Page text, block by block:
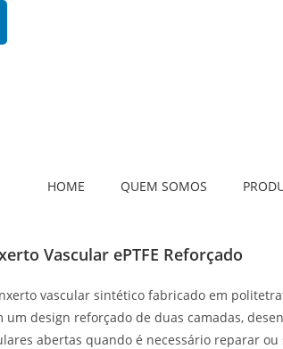
HOME QUEM SOMOS
Vascular ePTFE Reforçado
vascular sintético fabricado em
um design reforçado de duas camadas,
abertas quando é necessário reparar